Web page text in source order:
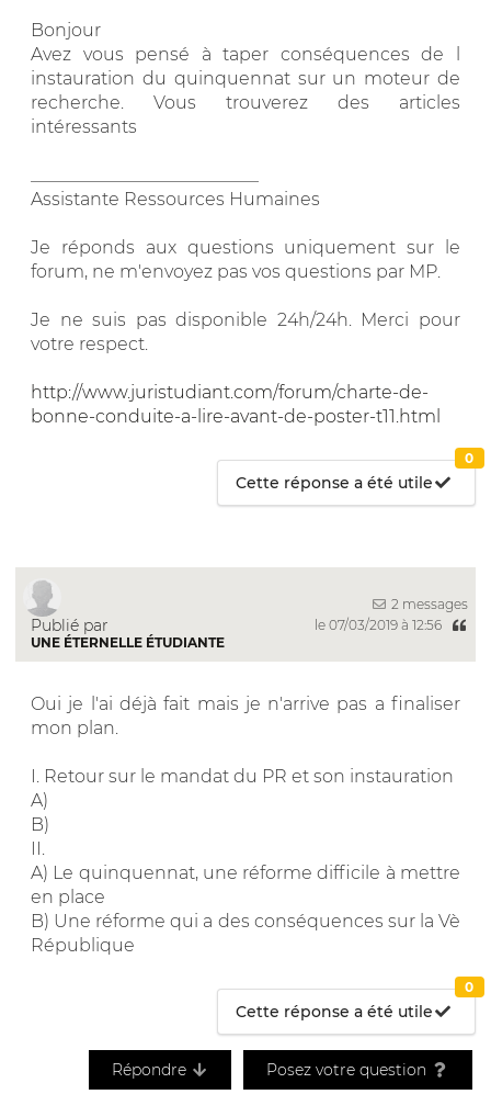
Bonjour
Avez vous pensé à taper conséquences de l
instauration du quinquennat sur un moteur de
recherche. Vous trouverez des articles
intéressants
Assistante Ressources Humaines
Je réponds aux questions uniquement sur le
forum, ne m'envoyez pas vos questions par MP.
Je ne suis pas disponible 24h/24h. Merci pour
votre respect.
http://www.juristudiant.com/forum/charte-de-
bonne-conduite-a-lire-avant-de-poster-t11.html
Cette réponse a été utile
0
Publié par
UNE ÉTERNELLE ÉTUDIANTE
2 messages
le 07/03/2019 à 12:56
Oui je l'ai déjà fait mais je n'arrive pas a finaliser
mon plan.
I. Retour sur le mandat du PR et son instauration
A)
B)
II.
A) Le quinquennat, une réforme difficile à mettre
en place
B) Une réforme qui a des conséquences sur la Vè
République
Cette réponse a été utile
0
Répondre Posez votre question